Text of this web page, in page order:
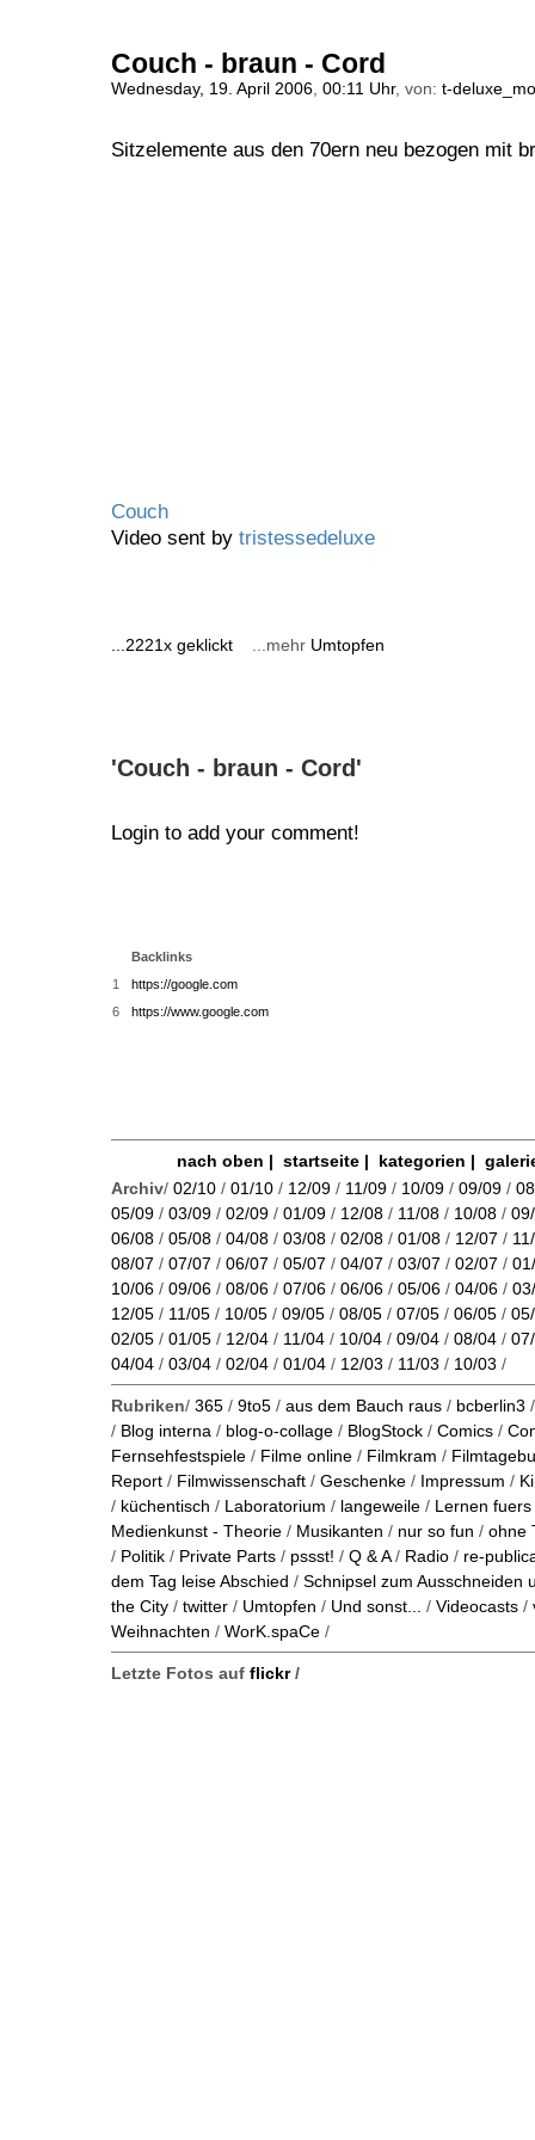
Couch - braun - Cord
Wednesday, 19. April 2006, 00:11 Uhr, von: t-
Sitzelemente aus den 70ern neu bezogen mit
Couch
Video sent by tristessedeluxe
...2221x geklickt ...mehr Umtopfen
'Couch - braun - Cord'
Login to add your comment!
Backlinks
1
https://google.com
6
https://www.google.com
nach oben | startseite| kategorien |
Archiv/ 02/10 / 01/10 / 12/09 / 11/09 / 10/09 / 09/09 /
05/09 / 03/09 / 02/09 / 01/09 / 12/08 / 11/08 / 10/08 /
06/08 / 05/08 / 04/08 / 03/08 / 02/08 / 01/08 / 12/07 /
08/07 / 07/07 / 06/07 / 05/07 / 04/07 / 03/07 / 02/07 /
10/06 / 09/06 / 08/06 / 07/06 / 06/06 / 05/06 / 04/06 /
12/05 / 11/05 / 10/05 / 09/05 / 08/05 / 07/05 / 06/05 /
02/05 / 01/05 / 12/04 / 11/04 / 10/04 / 09/04 / 08/04 /
04/04 / 03/04 / 02/04 / 01/04 / 12/03 / 11/03 / 10/03 /
Rubriken/ 365 / 9to5 / aus dem Bauch raus / bcberlin3
/ Blog interna / blog-o-collage / BlogStock / Comics /
Fernsehfestspiele / Filme online / Filmkram /
Report / Filmwissenschaft / Geschenke / Impressum /
/ küchentisch / Laboratorium / langeweile / Lernen
Medienkunst - Theorie / Musikanten / nur so fun / ohne
/ Politik / Private Parts / pssst! / Q & A/ Radio / re-
dem Tag leise Abschied / Schnipsel zum Ausschneiden
the City / twitter / Umtopfen / Und sonst... / Videocasts /
Weihnachten / WorK.spaCe /
Letzte Fotos auf flickr/